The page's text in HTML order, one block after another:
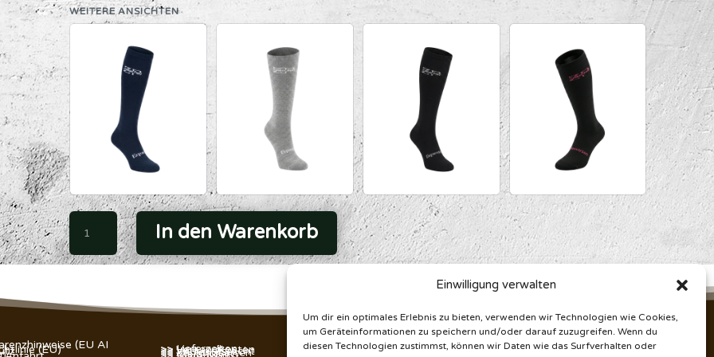
Einwilligung verwalten
Um dir ein optimales Erlebnis zu bieten, verwenden wir Technologien wie Cookies,
um Geräteinformationen zu speichern und/oder darauf zuzugreifen. Wenn du
diesen Technologien zustimmst, können wir Daten wie das Surfverhalten oder
WEITERE ANSICHTEN
ZP
Socks
Menge
In den Warenkorb
(EU)
(EU AI
>> Mein Konto
>> Zahlungsarten
>> Widerrufsrecht
>> Versandkosten
>> Lieferzeiten